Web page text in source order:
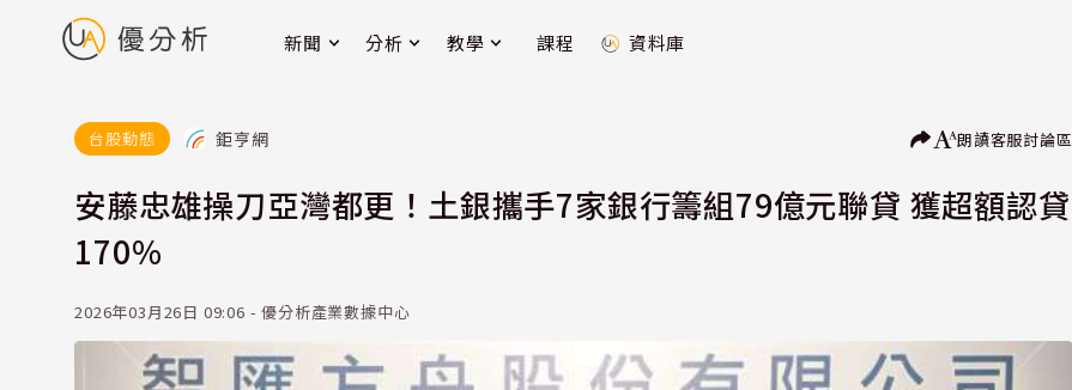
新聞 分析 教學 課程 資料庫
台股動態 鉅亨網 朗讀客服討論區
安藤忠雄操刀亞灣都更！土銀攜手7家銀行籌組79億元聯貸 獲超額認貸
170%
2026年03月26日 09:06 - 優分析產業數據中心